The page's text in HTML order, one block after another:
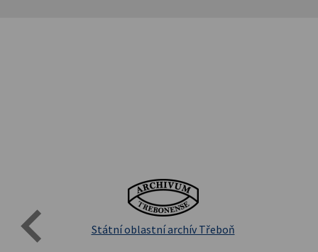
Přírodovědecká fakulta UK